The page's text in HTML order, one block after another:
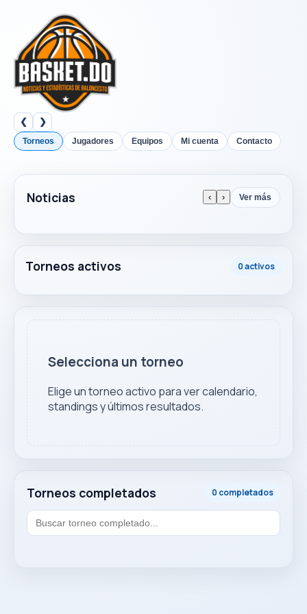
❮ ❯
Torneos Jugadores Equipos Mi cuenta Contacto
Noticias ‹ › Ver más
Torneos activos 0 activos
Torneos completados 0 completados
Selecciona un torneo
Elige un torneo activo para ver calendario,
standings y últimos resultados.